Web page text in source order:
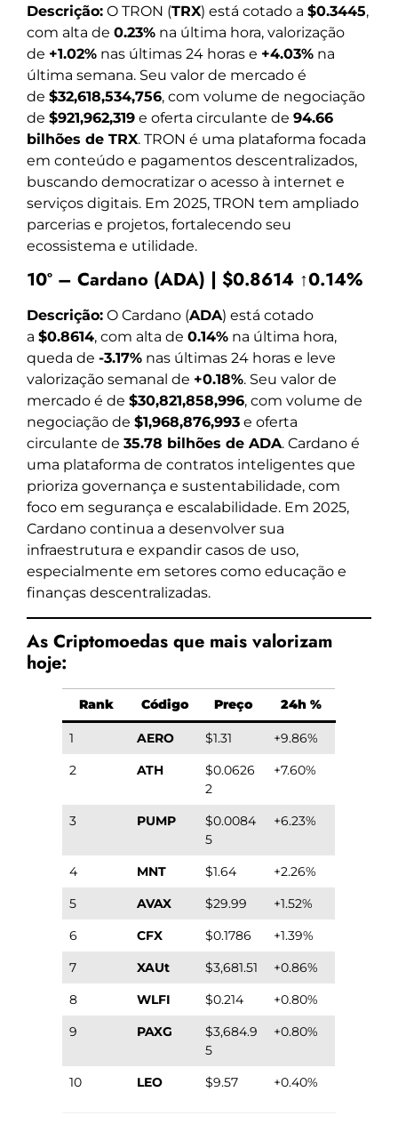
Descrição: O TRON (TRX) está cotado a $0.3445,
com alta de 0.23% na última hora, valorização
de +1.02% nas últimas 24 horas e +4.03% na
última semana. Seu valor de mercado é
de $32,618,534,756, com volume de negociação
de $921,962,319 e oferta circulante de 94.66
bilhões de TRX. TRON é uma plataforma focada
em conteúdo e pagamentos descentralizados,
buscando democratizar o acesso à internet e
serviços digitais. Em 2025, TRON tem ampliado
parcerias e projetos, fortalecendo seu
ecossistema e utilidade.
10º – Cardano (ADA) | $0.8614 ↑0.14%
Descrição: O Cardano (ADA) está cotado
a $0.8614, com alta de 0.14% na última hora,
queda de -3.17% nas últimas 24 horas e leve
valorização semanal de +0.18%. Seu valor de
mercado é de $30,821,858,996, com volume de
negociação de $1,968,876,993 e oferta
circulante de 35.78 bilhões de ADA. Cardano é
uma plataforma de contratos inteligentes que
prioriza governança e sustentabilidade, com
foco em segurança e escalabilidade. Em 2025,
Cardano continua a desenvolver sua
infraestrutura e expandir casos de uso,
especialmente em setores como educação e
finanças descentralizadas.
As Criptomoedas que mais valorizam
hoje:
Rank Código Preço 24h %
1 AERO $1.31
+9.86%
2
ATH
$0.0626
2
+7.60%
3 PUMP
$0.0084
5
+6.23%
4 MNT $1.64
+2.26%
5
AVAX $29.99
+1.52%
6
CFX $0.1786
+1.39%
7
XAUt $3,681.51
+0.86%
8
WLFI $0.214
+0.80%
9
PAXG
$3,684.9
5
+0.80%
10 LEO $9.57 +0.40%